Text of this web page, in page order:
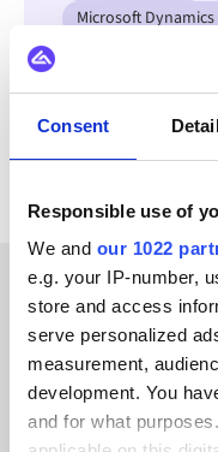
Consent
Responsible use of
We and our 1022
e.g. your IP-number,
store and access
serve personalized
measurement,
development. You
and for what
Microsoft Dynamics
Se alla Square-
Learn